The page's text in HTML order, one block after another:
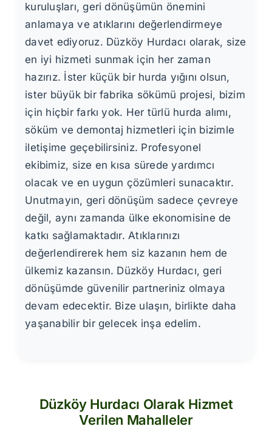
kuruluşları, geri dönüşümün önemini
anlamaya ve atıklarını değerlendirmeye
davet ediyoruz. Düzköy Hurdacı olarak, size
en iyi hizmeti sunmak için her zaman
hazırız. İster küçük bir hurda yığını olsun,
ister büyük bir fabrika sökümü projesi, bizim
için hiçbir farkı yok. Her türlü hurda alımı,
söküm ve demontaj hizmetleri için bizimle
iletişime geçebilirsiniz. Profesyonel
ekibimiz, size en kısa sürede yardımcı
olacak ve en uygun çözümleri sunacaktır.
Unutmayın, geri dönüşüm sadece çevreye
değil, aynı zamanda ülke ekonomisine de
katkı sağlamaktadır. Atıklarınızı
değerlendirerek hem siz kazanın hem de
ülkemiz kazansın. Düzköy Hurdacı, geri
dönüşümde güvenilir partneriniz olmaya
devam edecektir. Bize ulaşın, birlikte daha
yaşanabilir bir gelecek inşa edelim.
Düzköy Hurdacı Olarak Hizmet
Verilen Mahalleler